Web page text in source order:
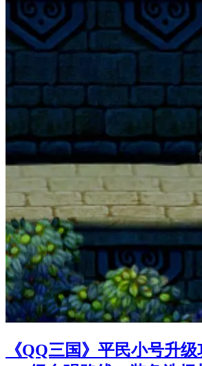
《QQ三国》平民小号升级